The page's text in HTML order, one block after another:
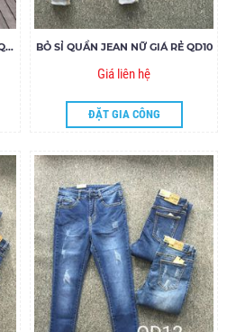
BỎ SỈ QUẦN JEAN ĐEN DÀI NỮ QDN04 BỎ SỈ QUẦN JEAN NỮ GIÁ RẺ QD10
Giá liên hệ
ĐẶT GIA CÔNG